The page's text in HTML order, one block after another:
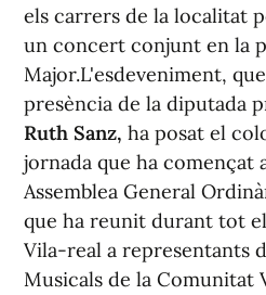
els carrers de la localitat
un concert conjunt en la
Major.L'esdeveniment,
presència de la diputada
Ruth Sanz, ha posat el
jornada que ha començat
Assemblea General
que ha reunit durant tot
Vila-real a representants
Musicals de la Comunitat